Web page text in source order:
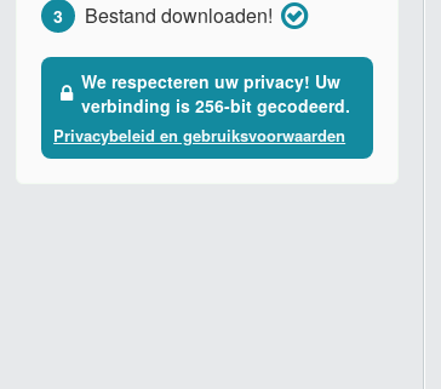
3 Bestand downloaden!
We respecteren uw privacy! Uw
verbinding is 256-bit gecodeerd.
Privacybeleid en gebruiksvoorwaarden